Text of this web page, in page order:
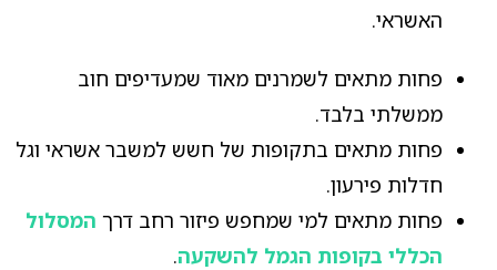
האשראי.
פחות מתאים לשמרנים מאוד שמעדיפים חוב
ממשלתי בלבד.
פחות מתאים בתקופות של חשש למשבר אשראי וגל
חדלות פירעון.
פחות מתאים למי שמחפש פיזור רחב דרך המסלול
הכללי בקופות הגמל להשקעה.